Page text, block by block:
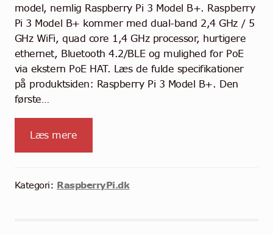
model, nemlig Raspberry Pi 3 Model B+. Raspberry
Pi 3 Model B+ kommer med dual-band 2,4 GHz / 5
GHz WiFi, quad core 1,4 GHz processor, hurtigere
ethernet, Bluetooth 4.2/BLE og mulighed for PoE
via ekstern PoE HAT. Læs de fulde specifikationer
på produktsiden: Raspberry Pi 3 Model B+. Den
første…
Læs mere
Kategori: RaspberryPi.dk